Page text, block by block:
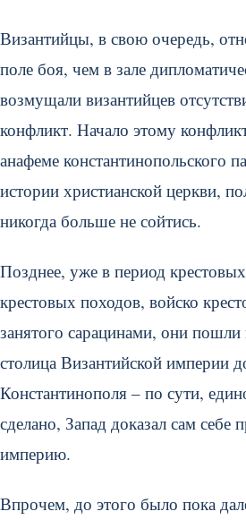
Византийцы, в свою очередь,
поле боя, чем в зале
возмущали византийцев
конфликт. Начало этому
анафеме константинопольского
истории христианской церкви,
никогда больше не сойтись.
Позднее, уже в период
крестовых походов, войско
занятого сарацинами, они
столица Византийской империи
Константинополя – по сути,
сделано, Запад доказал сам
империю.
Впрочем, до этого было пока